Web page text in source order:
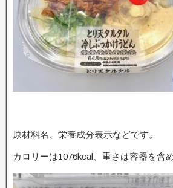
原材料名、栄養成分表示などです。
カロリーは1076kcal、重さは容器を含